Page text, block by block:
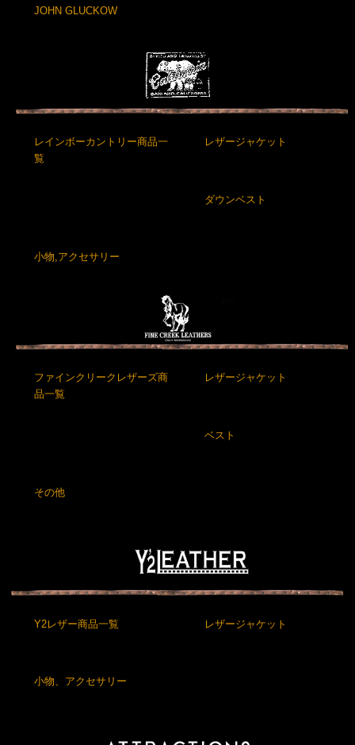
JOHN GLUCKOW
レインボーカントリー商品一
覧
レザージャケット
ダウンベスト
小物,アクセサリー
ファインクリークレザーズ商
品一覧
レザージャケット
ベスト
その他
Y2レザー商品一覧 レザージャケット
小物、アクセサリー